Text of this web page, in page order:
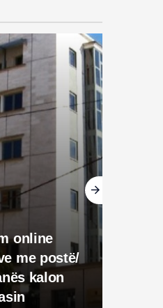
online
me postë/
kalon